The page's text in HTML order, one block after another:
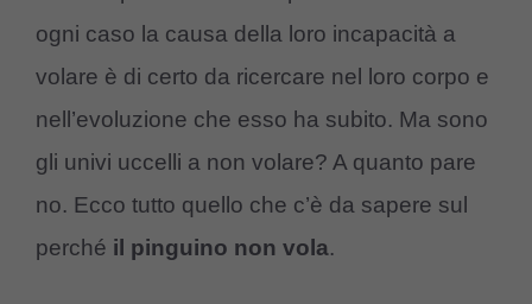
ogni caso la causa della loro incapacità a
volare è di certo da ricercare nel loro corpo e
nell’evoluzione che esso ha subito. Ma sono
gli univi uccelli a non volare? A quanto pare
no. Ecco tutto quello che c’è da sapere sul
perché il pinguino non vola.